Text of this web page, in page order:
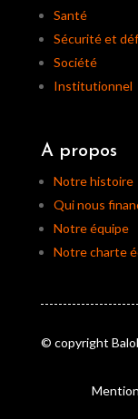
Santé
Sécurité et
Société
Institutionnel
A propos
Notre histoire
Qui nous
Notre équipe
Notre charte
© copyright